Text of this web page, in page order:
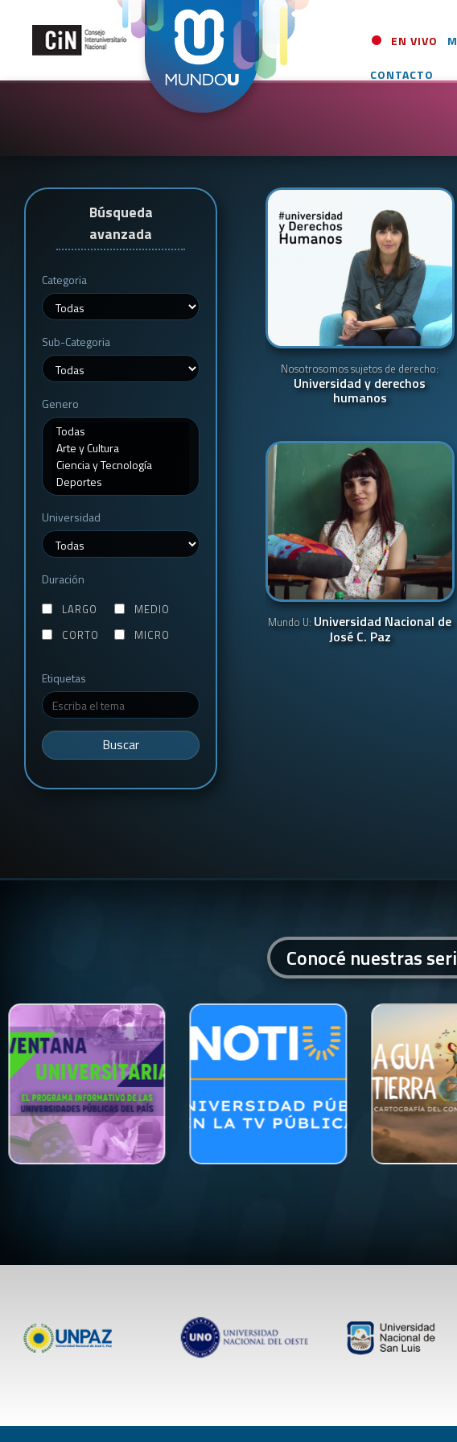
EN VIVO
CONTACTO
Nosotrosomos sujetos de derecho:
Universidad y derechos
humanos
Mundo U: Universidad Nacional de
José C. Paz
Búsqueda
avanzada
Categoria
Sub-Categoria
Genero
Universidad
Duración
LARGO
MEDIO
CORTO
MICRO
Etiquetas
Buscar
Conocé nuestras